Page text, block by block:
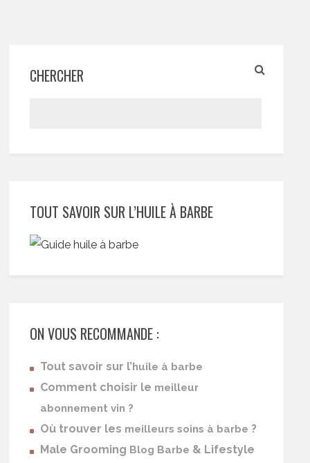
CHERCHER
TOUT SAVOIR SUR L’HUILE À BARBE
ON VOUS RECOMMANDE :
Tout savoir sur l’huile à barbe
Comment choisir le meilleur
abonnement vin ?
Où trouver les meilleurs soins à barbe ?
Male Grooming Blog Barbe & Lifestyle